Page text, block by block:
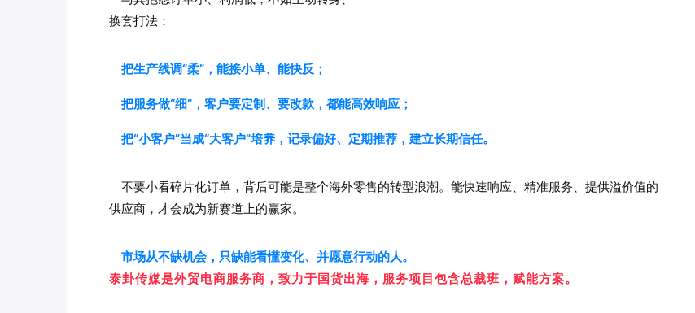
换套打法：
把生产线调“柔”，能接小单、能快反；
把服务做“细”，客户要定制、要改款，都能高效响应；
把“小客户”当成“大客户”培养，记录偏好、定期推荐，建立长期信任。
不要小看碎片化订单，背后可能是整个海外零售的转型浪潮。能快速响应、精准服务、提供溢价值的
供应商，才会成为新赛道上的赢家。
市场从不缺机会，只缺能看懂变化、并愿意行动的人。
泰卦传媒是外贸电商服务商，致力于国货出海，服务项目包含总裁班，赋能方案。